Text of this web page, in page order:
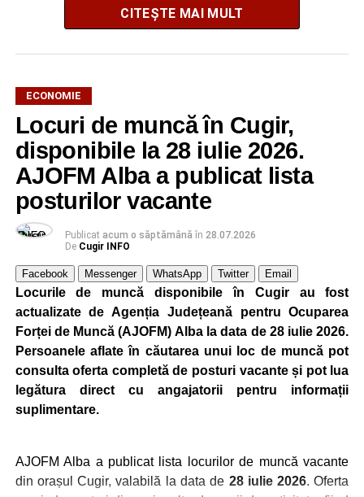
Cei interesați pot consulta toate locurile de muncă
selectândAJOFM Alba, apoi secțiunea„Persoane fizice
pot fi obținute direct de la sediul AJOFM Alba sau de la
agenția teritorială de care aparține persoana aflată în
căutarea unui loc de muncă.
Lista publicată de AJOFM Alba include, pe lângă
denumirea posturilor vacante din Cugir, și datele de
contact ale angajatorilor, precum numere de telefon și
adrese de e-mail, pentru ca persoanele interesate să
poată solicita detalii despre condițiile de angajare,
programul de lucru și procesul de recrutare.
Mai jos puteți consulta lista completă a locurilor de
muncă disponibile în orașul Cugir la data de 4 august
2026, precum și datele de contact ale angajatorilor:
AGENT OCUPAŢIA
NR.
LMV
NR.
TELEFON/E-
MRCHIC SRL
PIZZAR 1
0737642989
VALYMAR TRUCK Conducator auto
5 0768931750
CITEȘTE MAI MULT
ECONOMIE
Locuri de muncă în Cugir,
disponibile la 28 iulie 2026.
AJOFM Alba a publicat lista
posturilor vacante
Publicat acum o săptămână în 28.07.2026
De Cugir INFO
Facebook Messenger WhatsApp Twitter Email
Locurile de muncă disponibile în Cugir au fost
actualizate de Agenția Județeană pentru Ocuparea
Forței de Muncă (AJOFM) Alba la data de 28 iulie 2026.
Persoanele aflate în căutarea unui loc de muncă pot
consulta oferta completă de posturi vacante și pot lua
legătura direct cu angajatorii pentru informații
suplimentare.
AJOFM Alba a publicat lista locurilor de muncă vacante
din orașul Cugir, valabilă la data de 28 iulie 2026. Oferta